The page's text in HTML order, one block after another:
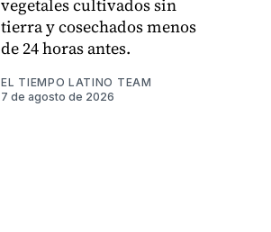
vegetales cultivados sin
tierra y cosechados menos
de 24 horas antes.
EL TIEMPO LATINO TEAM
7 de agosto de 2026